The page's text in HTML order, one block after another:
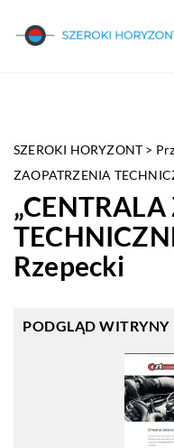
SZEROKI HORYZONT >
ZAOPATRZENIA
Rzepecki
PODGLĄD WITRYNY